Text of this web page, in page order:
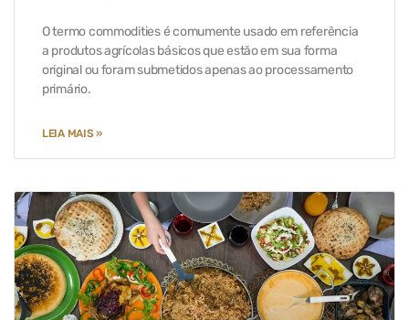
O termo commodities é comumente usado em referência
a produtos agrícolas básicos que estão em sua forma
original ou foram submetidos apenas ao processamento
primário.
LEIA MAIS »